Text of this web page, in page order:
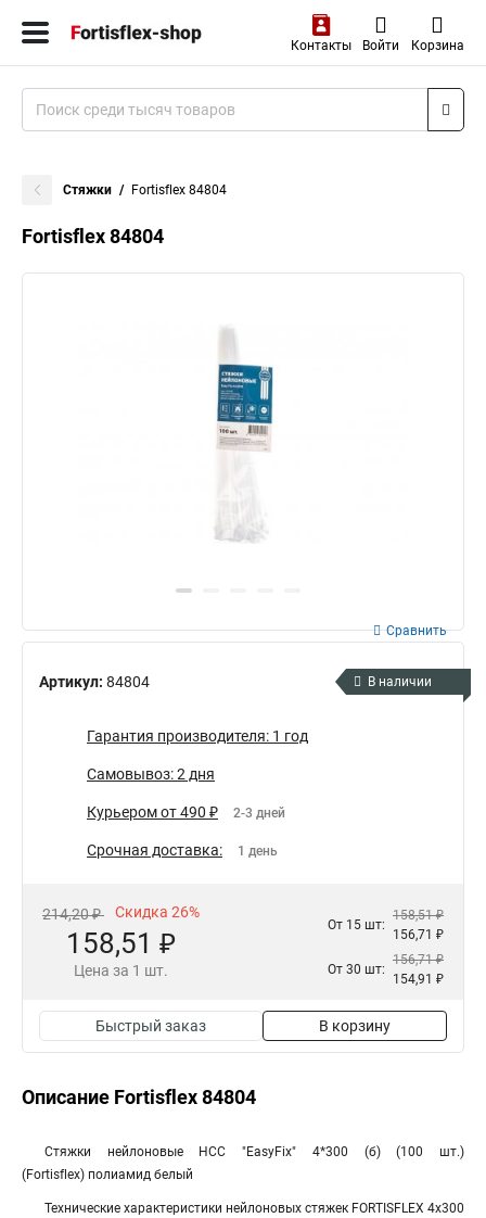
Контакты Войти Корзина
Стяжки Fortisflex 84804
Fortisflex 84804
Артикул: 84804
Сравнить
В наличии
Гарантия производителя: 1 год
Самовывоз: 2 дня
Курьером от 490 ₽ 2-3 дней
Срочная доставка: 1 день
214,20 ₽ Скидка 26%
158,51 ₽
Цена за 1 шт.
От 15 шт:
158,51 ₽
156,71 ₽
От 30 шт:
156,71 ₽
154,91 ₽
Быстрый заказ В корзину
Описание Fortisflex 84804
Стяжки нейлоновые НСС "EasyFix" 4*300 (б) (100 шт.)
(Fortisflex) полиамид белый
Технические характеристики нейлоновых стяжек FORTISFLEX 4x300